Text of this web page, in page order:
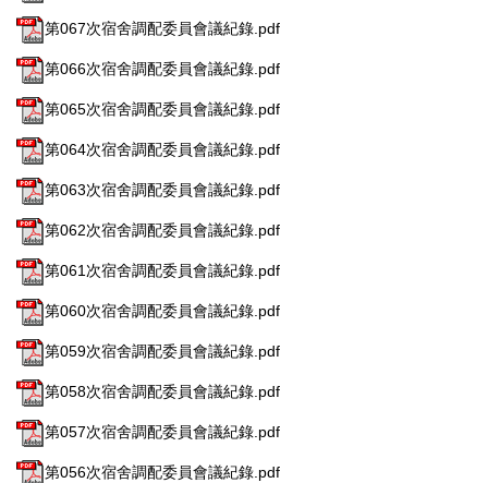
第067次宿舍調配委員會議紀錄.pdf
第066次宿舍調配委員會議紀錄.pdf
第065次宿舍調配委員會議紀錄.pdf
第064次宿舍調配委員會議紀錄.pdf
第063次宿舍調配委員會議紀錄.pdf
第062次宿舍調配委員會議紀錄.pdf
第061次宿舍調配委員會議紀錄.pdf
第060次宿舍調配委員會議紀錄.pdf
第059次宿舍調配委員會議紀錄.pdf
第058次宿舍調配委員會議紀錄.pdf
第057次宿舍調配委員會議紀錄.pdf
第056次宿舍調配委員會議紀錄.pdf